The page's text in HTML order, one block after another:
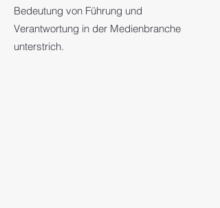
Bedeutung von Führung und
Verantwortung in der Medienbranche
unterstrich.